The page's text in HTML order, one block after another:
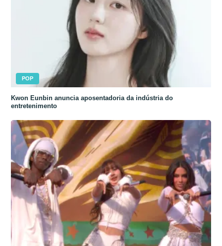
POP
Kwon Eunbin anuncia aposentadoria da indústria do
entretenimento